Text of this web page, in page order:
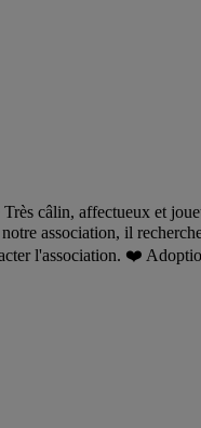
câlin, affectueux et
association, il
l'association. ❤️